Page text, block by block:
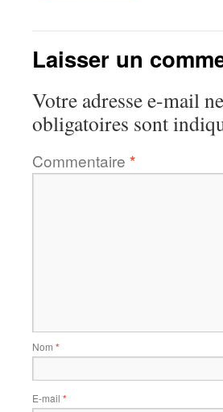
Laisser un
Votre adresse e-mail
obligatoires sont
Commentaire *
Nom *
E-mail *